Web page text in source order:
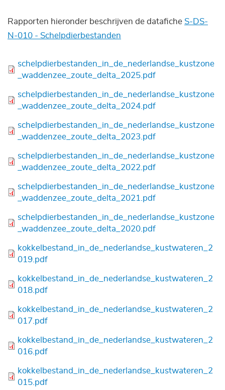
Rapporten hieronder beschrijven de datafiche S-DS-
N-010 - Schelpdierbestanden
Bestand
schelpdierbestanden_in_de_nederlandse_kustzone
_waddenzee_zoute_delta_2025.pdf
Bestand
schelpdierbestanden_in_de_nederlandse_kustzone
_waddenzee_zoute_delta_2024.pdf
Bestand
schelpdierbestanden_in_de_nederlandse_kustzone
_waddenzee_zoute_delta_2023.pdf
Bestand
schelpdierbestanden_in_de_nederlandse_kustzone
_waddenzee_zoute_delta_2022.pdf
Bestand
schelpdierbestanden_in_de_nederlandse_kustzone
_waddenzee_zoute_delta_2021.pdf
Bestand
schelpdierbestanden_in_de_nederlandse_kustzone
_waddenzee_zoute_delta_2020.pdf
Bestand
kokkelbestand_in_de_nederlandse_kustwateren_2
019.pdf
Bestand
kokkelbestand_in_de_nederlandse_kustwateren_2
018.pdf
Bestand
kokkelbestand_in_de_nederlandse_kustwateren_2
017.pdf
Bestand
kokkelbestand_in_de_nederlandse_kustwateren_2
016.pdf
Bestand
kokkelbestand_in_de_nederlandse_kustwateren_2
015.pdf